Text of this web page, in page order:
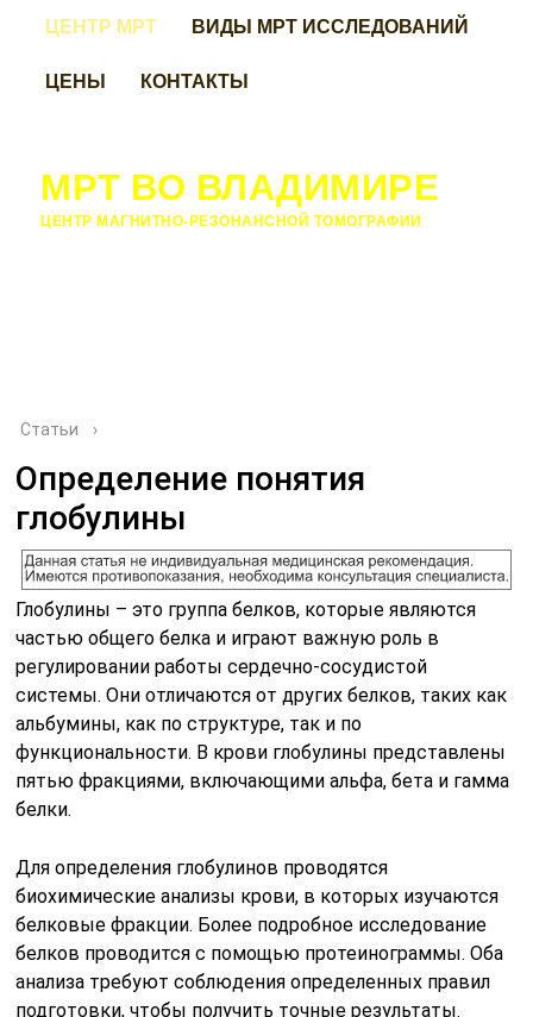
ЦЕНТР МРТ
ВИДЫ МРТ ИССЛЕДОВАНИЙ
ЦЕНЫ
КОНТАКТЫ
МРТ ВО ВЛАДИМИРЕ
ЦЕНТР МАГНИТНО-РЕЗОНАНСНОЙ ТОМОГРАФИИ
Статьи ›
Определение понятия
глобулины
Глобулины – это группа белков, которые являются
частью общего белка и играют важную роль в
регулировании работы сердечно-сосудистой
системы. Они отличаются от других белков, таких как
альбумины, как по структуре, так и по
функциональности. В крови глобулины представлены
пятью фракциями, включающими альфа, бета и гамма
белки.
Для определения глобулинов проводятся
биохимические анализы крови, в которых изучаются
белковые фракции. Более подробное исследование
белков проводится с помощью протеинограммы. Оба
анализа требуют соблюдения определенных правил
подготовки, чтобы получить точные результаты.